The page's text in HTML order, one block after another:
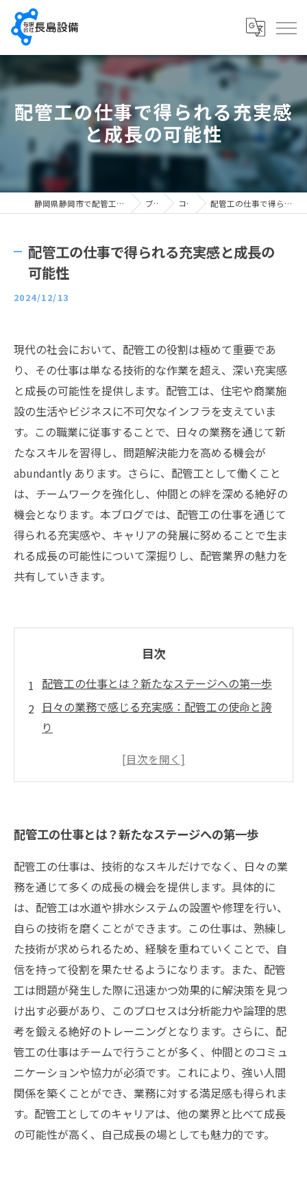
配管工の仕事で得られる充実感
と成長の可能性
静岡県静岡市で配管工の求人なら有限会社長島設備 ブログ コラム 配管工の仕事で得られる充実感と成長の可能性
配管工の仕事で得られる充実感と成長の
可能性
2024/12/13
現代の社会において、配管工の役割は極めて重要であ
り、その仕事は単なる技術的な作業を超え、深い充実感
と成長の可能性を提供します。配管工は、住宅や商業施
設の生活やビジネスに不可欠なインフラを支えていま
す。この職業に従事することで、日々の業務を通じて新
たなスキルを習得し、問題解決能力を高める機会が
abundantly あります。さらに、配管工として働くこと
は、チームワークを強化し、仲間との絆を深める絶好の
機会となります。本ブログでは、配管工の仕事を通じて
得られる充実感や、キャリアの発展に努めることで生ま
れる成長の可能性について深掘りし、配管業界の魅力を
共有していきます。
目次
配管工の仕事とは？新たなステージへの第一歩
日々の業務で感じる充実感：配管工の使命と誇
り
技術とチームワーク：配管工が学ぶ問題解決の
能性
充実感に満ちた配管工の仕事がもたらす意義
未来の配管工へ：この職業の価値と期待される
役割
配管工の仕事とは？新たなステージへの第一歩
配管工の仕事は、技術的なスキルだけでなく、日々の業
務を通じて多くの成長の機会を提供します。具体的に
は、配管工は水道や排水システムの設置や修理を行い、
自らの技術を磨くことができます。この仕事は、熟練し
た技術が求められるため、経験を重ねていくことで、自
信を持って役割を果たせるようになります。また、配管
工は問題が発生した際に迅速かつ効果的に解決策を見つ
け出す必要があり、このプロセスは分析能力や論理的思
考を鍛える絶好のトレーニングとなります。さらに、配
管工の仕事はチームで行うことが多く、仲間とのコミュ
ニケーションや協力が必須です。これにより、強い人間
関係を築くことができ、業務に対する満足感も得られま
す。配管工としてのキャリアは、他の業界と比べて成長
の可能性が高く、自己成長の場としても魅力的です。